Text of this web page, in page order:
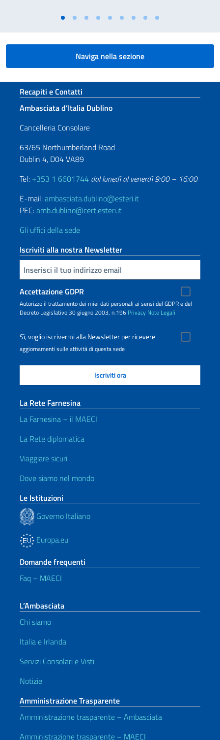
Naviga nella sezione
Sezione footer
Recapiti e Contatti
Ambasciata d’Italia Dublino
Cancelleria Consolare
63/65 Northumberland Road
Dublin 4, D04 VA89
Tel: +353 1 6601744 dal lunedì al venerdì 9:00 – 16:00
E-mail:ambasciata.dublino@esteri.it
PEC:amb.dublino@cert.esteri.it
Gli uffici della sede
Iscriviti alla nostra Newsletter
Inserisci la tua email
Accettazione GDPR
Autorizzo il trattamento dei miei dati personali ai sensi del GDPR e del
Decreto Legislativo 30 giugno 2003, n.196 Privacy Note Legali
Sì, voglio iscrivermi alla Newsletter per ricevere
aggiornamenti sulle attività di questa sede
La Rete Farnesina
La Farnesina – il MAECI
La Rete diplomatica
Viaggiare sicuri
Dove siamo nel mondo
Le Istituzioni
Governo Italiano
Europa.eu
Domande frequenti
Faq – MAECI
L’Ambasciata
Chi siamo
Italia e Irlanda
Servizi Consolari e Visti
Notizie
Amministrazione Trasparente
Amministrazione trasparente – Ambasciata
Amministrazione trasparente – MAECI